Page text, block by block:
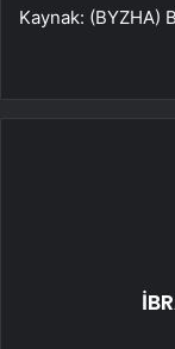
Kaynak: (BYZHA)